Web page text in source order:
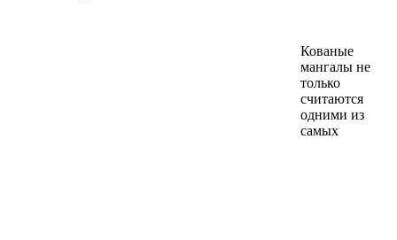
Кованые
мангалы не
только
считаются
одними из
самых